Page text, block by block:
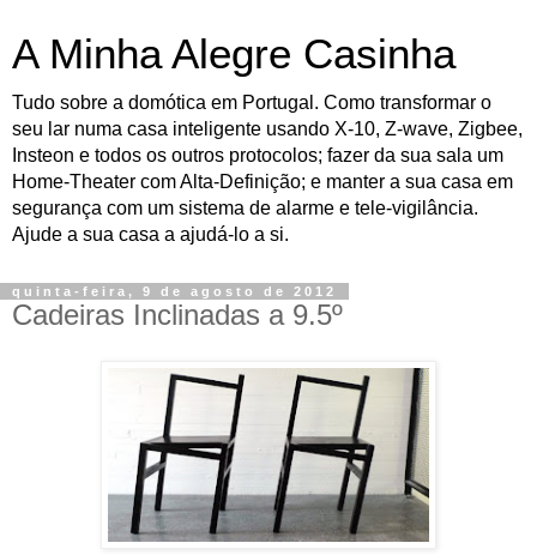
A Minha Alegre Casinha
Tudo sobre a domótica em Portugal. Como transformar o
seu lar numa casa inteligente usando X-10, Z-wave, Zigbee,
Insteon e todos os outros protocolos; fazer da sua sala um
Home-Theater com Alta-Definição; e manter a sua casa em
segurança com um sistema de alarme e tele-vigilância.
Ajude a sua casa a ajudá-lo a si.
quinta-feira, 9 de agosto de 2012
Cadeiras Inclinadas a 9.5º